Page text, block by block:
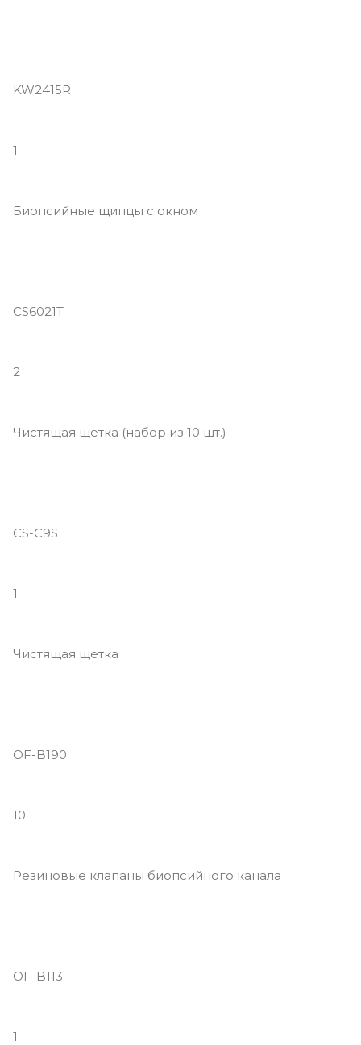
KW2415R
1
Биопсийные щипцы с окном
CS6021T
2
Чистящая щетка (набор из 10 шт.)
CS-C9S
1
Чистящая щетка
OF-B190
10
Резиновые клапаны биопсийного канала
OF-B113
1